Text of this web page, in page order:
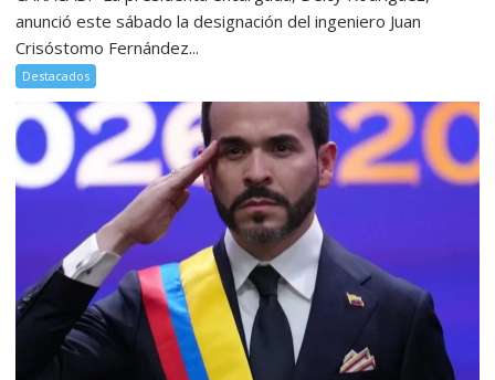
anunció este sábado la designación del ingeniero Juan
Crisóstomo Fernández...
Destacados